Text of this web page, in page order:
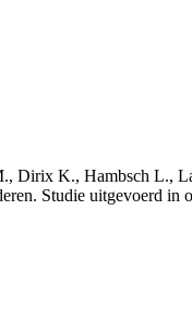
Dirix K., Hambsch L.,
Studie uitgevoerd in